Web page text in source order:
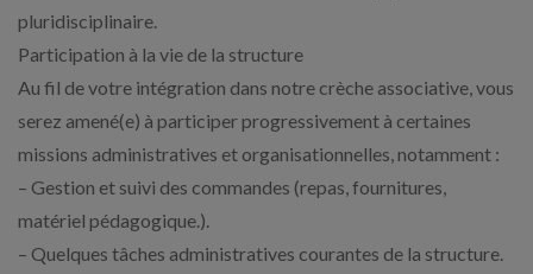
pluridisciplinaire.
Participation à la vie de la structure
Au fil de votre intégration dans notre crèche associative, vous
serez amené(e) à participer progressivement à certaines
missions administratives et organisationnelles, notamment :
– Gestion et suivi des commandes (repas, fournitures,
matériel pédagogique.).
– Quelques tâches administratives courantes de la structure.